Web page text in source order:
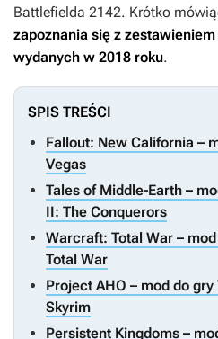
Battlefielda 2142. Krótko
zapoznania się z
wydanych w 2018 roku.
SPIS TREŚCI
Fallout: New California –
Vegas
Tales of Middle-Earth –
II: The Conquerors
Warcraft: Total War –
Total War
Project AHO – mod do
Skyrim
Persistent Kingdoms –